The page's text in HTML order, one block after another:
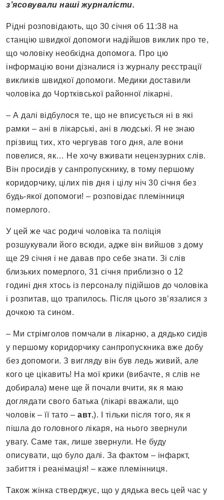
з’ясовували наші журналісти.
Рідні розповідають, що 30 січня об 11:38 на
станцію швидкої допомоги надійшов виклик про те,
що чоловіку необхідна допомога. Про цю
інформацію вони дізналися із журналу реєстрації
викликів швидкої допомоги. Медики доставили
чоловіка до Чортківської районної лікарні.
– А далі відбулося те, що не вписується ні в які
рамки – ані в лікарські, ані в людські. Я не знаю
прізвищ тих, хто чергував того дня, але вони
повелися, як… Не хочу вживати нецензурних слів.
Він просидів у санпропускнику, в тому першому
коридорчику, цілих пів дня і цілу ніч 30 січня без
будь-якої допомоги! – розповідає племінниця
померлого.
У цей же час родичі чоловіка та поліція
розшукували його всюди, адже він вийшов з дому
ще 29 січня і не давав про себе знати. Зі слів
близьких померлого, 31 січня приблизно о 12
годині дня хтось із персоналу підійшов до чоловіка
і розпитав, що трапилось. Після цього зв’язалися з
дочкою та сином.
– Ми стрімголов помчали в лікарню, а дядько сидів
у першому коридорчику санпропускника вже добу
без допомоги. З вигляду він був ледь живий, але
кого це цікавить! На мої крики (вибачте, я слів не
добирала) мене ще й почали вчити, як я маю
доглядати свого батька (лікарі вважали, що
чоловік – її тато – авт.). І тільки після того, як я
пішла до головного лікаря, на нього звернули
увагу. Саме так, лише звернули. Не буду
описувати, що було далі. За фактом – інфаркт,
забиття і реанімація! – каже племінниця.
Також жінка стверджує, що у дядька весь цей час у